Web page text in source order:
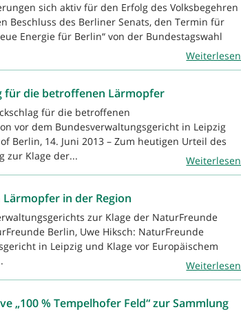
sich aktiv für den Erfolg des Volksbegehren
Beschluss des Berliner Senats, den Termin für
Energie für Berlin“ von der Bundestagswahl
Weiterlesen
für die betroffenen Lärmopfer
für die betroffenen
vor dem Bundesverwaltungsgericht in Leipzig
Berlin, 14. Juni 2013 – Zum heutigen Urteil des
zur Klage der...
Weiterlesen
in der Region
zur Klage der NaturFreunde
Berlin, Uwe Hiksch: NaturFreunde
in Leipzig und Klage vor Europäischem
Weiterlesen
„100 % Tempelhofer Feld“ zur Sammlung